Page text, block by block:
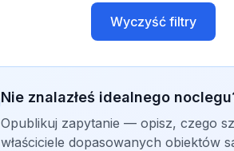
Wyczyść filtry
Nie znalazłeś idealnego
Opublikuj zapytanie — opisz, czego
właściciele dopasowanych obiektów